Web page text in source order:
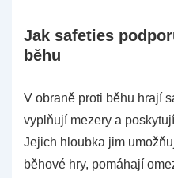
Jak safeties
běhu
V obraně proti běhu hrají
vyplňují mezery a
Jejich hloubka jim
běhové hry, pomáhají